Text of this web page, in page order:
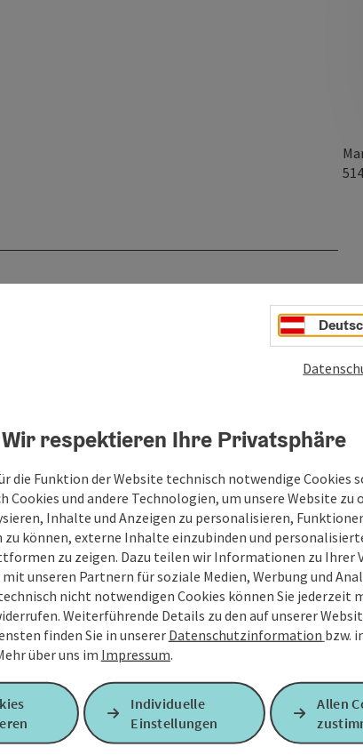
Wir respektieren Ihre Privatsphäre
die Funktion der Website technisch notwendige Cookies
Cookies und andere Technologien, um unsere Website zu
Inhalte und Anzeigen zu personalisieren,
zu können, externe Inhalte einzubinden und
zu zeigen. Dazu teilen wir Informationen zu Ihrer
unseren Partnern für soziale Medien, Werbung und
nicht notwendigen Cookies können Sie jederzeit
Weiterführende Details zu den auf unserer
finden Sie in unserer Datenschutzinformation bzw.
über uns im Impressum.
Individuelle
Einstellungen
Allen